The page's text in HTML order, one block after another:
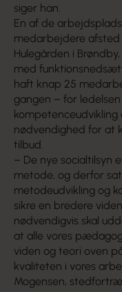
siger han.
En af de
medarbejdere
Hulegården i
med
haft knap 25
gangen – for
nødvendighed for at
tilbud.
– De nye socialtilsyn
metode, og derfor
metodeudvikling og
sikre en bredere
nødvendigvis skal
at alle vores
viden og teori oven
kvaliteten i vores
Mogensen,